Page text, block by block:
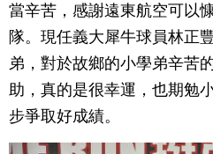
當辛苦，感謝遠東航空可以
隊。現任義大犀牛球員林正
弟，對於故鄉的小學弟辛苦
助，真的是很幸運，也期勉
步爭取好成績。